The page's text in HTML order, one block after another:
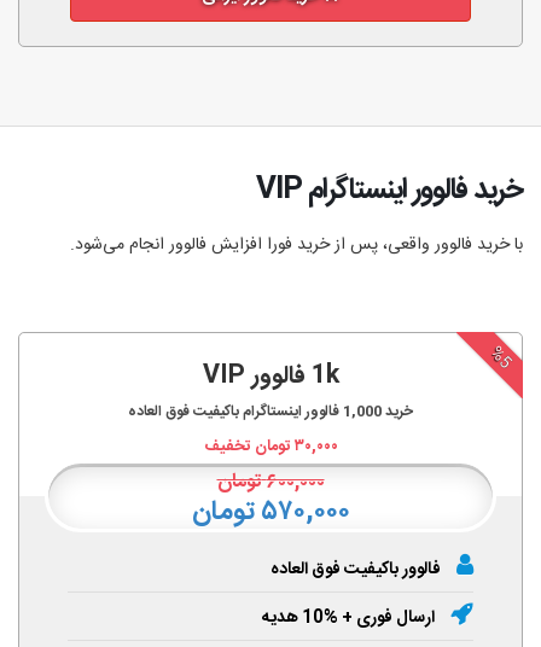
خرید فالوور اینستاگرام VIP
با خرید فالوور واقعی، پس از خرید فورا افزایش فالوور انجام‌ می‌شود.
%5 1k فالوور VIP
خرید1,000 فالوور اینستاگرام باکیفیت فوق العاده
۳۰,۰۰۰تومان تخفیف
۶۰۰,۰۰۰تومان
۵۷۰,۰۰۰ تومان
فالوور باکیفیت فوق العاده
ارسال فوری + %10 هدیه